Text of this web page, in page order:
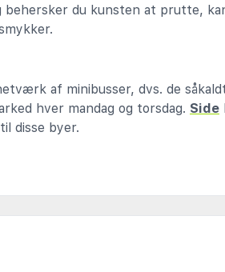
du kunsten at prutte,
af minibusser, dvs. de
hver mandag og torsdag. Side
disse byer.